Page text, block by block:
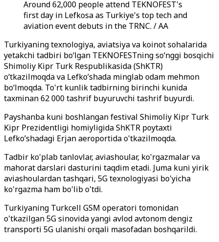
Around 62,000 people attend TEKNOFEST's
first day in Lefkosa as Turkiye's top tech and
aviation event debuts in the TRNC. / AA
Turkiyaning texnologiya, aviatsiya va koinot sohalarida
yetakchi tadbiri boʻlgan TEKNOFESTning soʻnggi bosqichi
Shimoliy Kipr Turk Respublikasida (ShKTR)
oʻtkazilmoqda va Lefko’shada minglab odam mehmon
boʻlmoqda. To'rt kunlik tadbirning birinchi kunida
taxminan 62 000 tashrif buyuruvchi tashrif buyurdi.
Payshanba kuni boshlangan festival Shimoliy Kipr Turk
Kipr Prezidentligi homiyligida ShKTR poytaxti
Lefko’shadagi Erjan aeroportida o'tkazilmoqda.
Tadbir ko'plab tanlovlar, aviashoular, ko'rgazmalar va
mahorat darslari dasturini taqdim etadi. Juma kuni yirik
aviashoulardan tashqari, 5G texnologiyasi bo'yicha
ko'rgazma ham bo'lib o'tdi.
Turkiyaning Turkcell GSM operatori tomonidan
o'tkazilgan 5G sinovida yangi avlod avtonom dengiz
transporti 5G ulanishi orqali masofadan boshqarildi.